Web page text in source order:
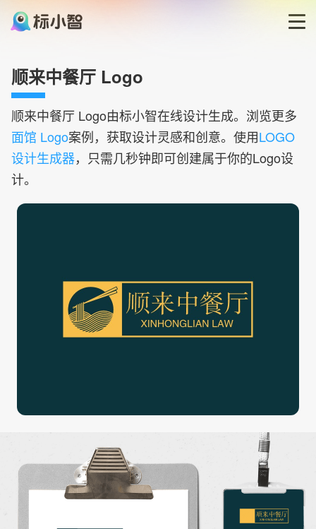
LOGO生成器
LOGO模板
顺来中餐厅 Logo
顺来中餐厅 Logo由标小智在线设计生成。浏览更多
面馆 Logo案例，获取设计灵感和创意。使用LOGO
设计生成器，只需几秒钟即可创建属于你的Logo设
计。